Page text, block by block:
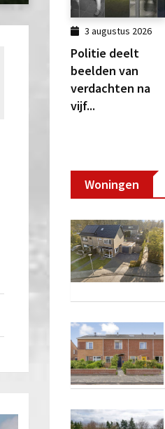
3 augustus 2026
Politie deelt
beelden van
verdachten na
vijf...
Woningen